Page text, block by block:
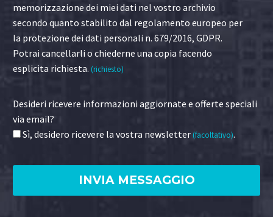
memorizzazione dei miei dati nel vostro archivio
secondo quanto stabilito dal regolamento europeo per
la protezione dei dati personali n. 679/2016, GDPR.
Potrai cancellarli o chiederne una copia facendo
esplicita richiesta. (richiesto)
Desideri ricevere informazioni aggiornate e offerte speciali
via email?
Sì, desidero ricevere la vostra newsletter(facoltativo).